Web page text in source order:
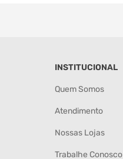
INSTITUCIONAL
Quem Somos
Atendimento
Nossas Lojas
Trabalhe Conosco